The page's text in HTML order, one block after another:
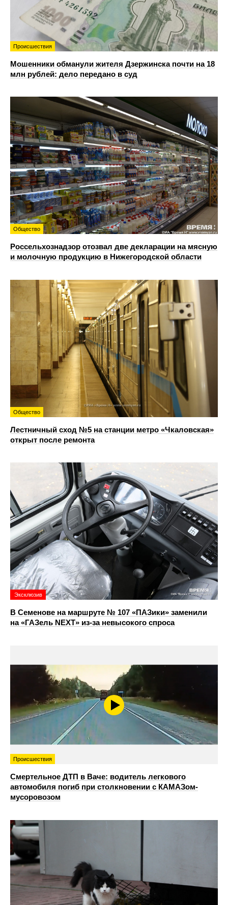
Происшествия
Мошенники обманули жителя Дзержинска почти на 18
млн рублей: дело передано в суд
Общество
Россельхознадзор отозвал две декларации на мясную
и молочную продукцию в Нижегородской области
Общество
Лестничный сход №5 на станции метро «Чкаловская»
открыт после ремонта
Эксклюзив
В Семенове на маршруте № 107 «ПАЗики» заменили
на «ГАЗель NEXT» из‑за невысокого спроса
Происшествия
Смертельное ДТП в Ваче: водитель легкового
автомобиля погиб при столкновении с КАМАЗом-
мусоровозом